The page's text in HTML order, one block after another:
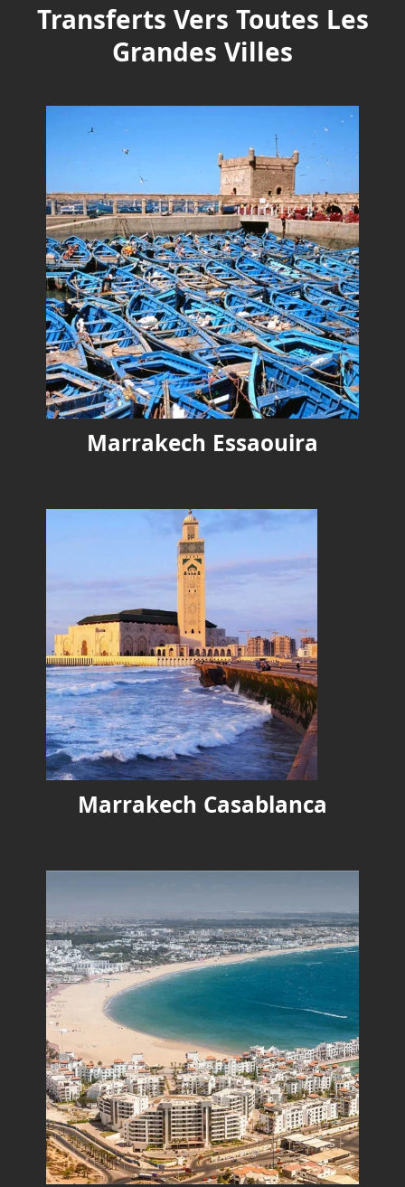
Transferts Vers Toutes Les
Grandes Villes
Marrakech Essaouira
Marrakech Casablanca